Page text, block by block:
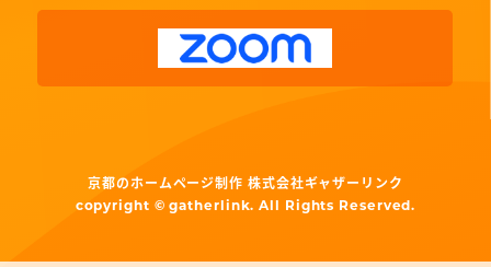
京都のホームページ制作 株式会社ギャザーリンク
copyright © gatherlink. All Rights Reserved.